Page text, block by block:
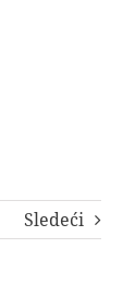
Sledeći